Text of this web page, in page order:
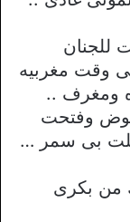
للجنان
وقت مغربيه
ومغرف ..
وفتحت
بى سمر …
من بكرى